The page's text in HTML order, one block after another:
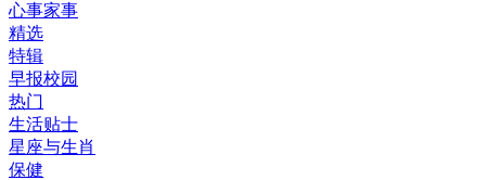
心事家事
精选
特辑
早报校园
热门
生活贴士
星座与生肖
保健